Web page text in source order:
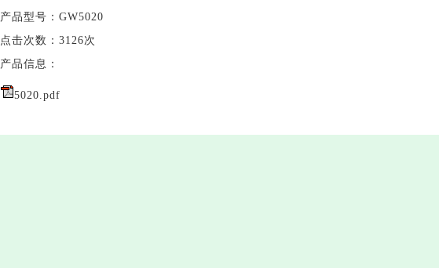
产品型号： GW5020
点击次数： 3126次
产品信息：
5020.pdf